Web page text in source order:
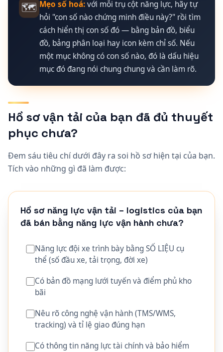
🗺️ Mẹo số hoá:với mỗi trụ cột năng lực, hãy tự
hỏi "con số nào chứng minh điều này?" rồi tìm
cách hiển thị con số đó — bằng bản đồ, biểu
đồ, bảng phân loại hay icon kèm chỉ số. Nếu
một mục không có con số nào, đó là dấu hiệu
mục đó đang nói chung chung và cần làm rõ.
Hồ sơ vận tải của bạn đã đủ thuyết
phục chưa?
Đem sáu tiêu chí dưới đây ra soi hồ sơ hiện tại của bạn.
Tích vào những gì đã làm được:
Hồ sơ năng lực vận tải – logistics của bạn
đã bán bằng năng lực vận hành chưa?
Năng lực đội xe trình bày bằng SỐ LIỆU cụ
thể (số đầu xe, tải trọng, đời xe)
Có bản đồ mạng lưới tuyến và điểm phủ kho
bãi
Nêu rõ công nghệ vận hành (TMS/WMS,
tracking) và tỉ lệ giao đúng hạn
Có thông tin năng lực tài chính và bảo hiểm